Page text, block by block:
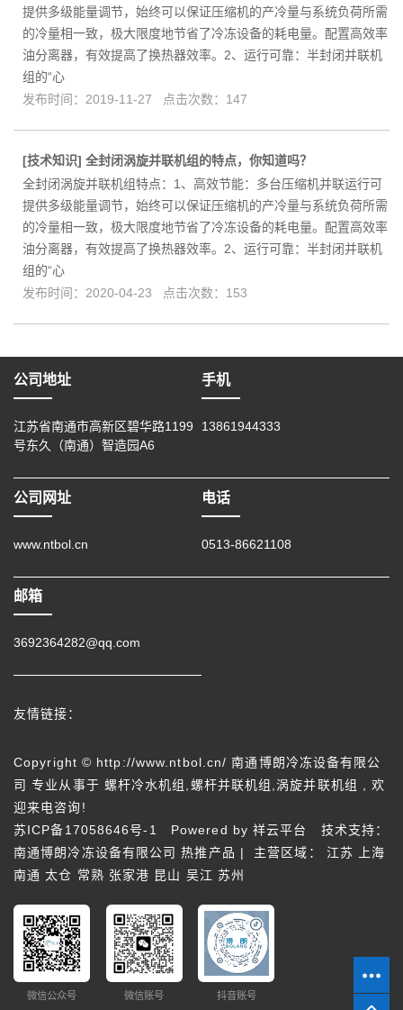
提供多级能量调节，始终可以保证压缩机的产冷量与系统负荷所需
的冷量相一致，极大限度地节省了冷冻设备的耗电量。配置高效率
油分离器，有效提高了换热器效率。2、运行可靠：半封闭并联机
组的“心
发布时间：2019-11-27 点击次数：147
[技术知识] 全封闭涡旋并联机组的特点，你知道吗？
全封闭涡旋并联机组特点：1、高效节能：多台压缩机并联运行可
提供多级能量调节，始终可以保证压缩机的产冷量与系统负荷所需
的冷量相一致，极大限度地节省了冷冻设备的耗电量。配置高效率
油分离器，有效提高了换热器效率。2、运行可靠：半封闭并联机
组的“心
发布时间：2020-04-23 点击次数：153
公司地址
江苏省南通市高新区碧华路1199
号东久（南通）智造园A6
手机
13861944333
公司网址
www.ntbol.cn
电话
0513-86621108
邮箱
3692364282@qq.com
友情链接：
Copyright © http://www.ntbol.cn/ 南通博朗冷冻设备有限公
司 专业从事于 螺杆冷水机组 螺杆并联机组 ,涡旋并联机组
, 欢
迎来电咨询!
苏ICP备17058646号-1
Powered by祥云平台
技术支持：
南通博朗冷冻设备有限公司热推产品 | 主营区域： 江苏
上海
南通 太仓 常熟 张家港 昆山 吴江 苏州
微信公众号 微信账号 抖音账号